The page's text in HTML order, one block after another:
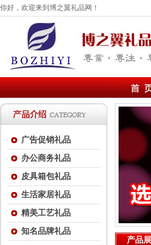
你好，欢迎来到博之翼礼品网！
广告促销礼品
办公商务礼品
皮具箱包礼品
生活家居礼品
精美工艺礼品
知名品牌礼品
产品